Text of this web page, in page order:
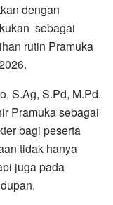
dengan
sebagai
rutin Pramuka
S.Ag, S.Pd, M.Pd.
Pramuka sebagai
bagi peserta
tidak hanya
juga pada